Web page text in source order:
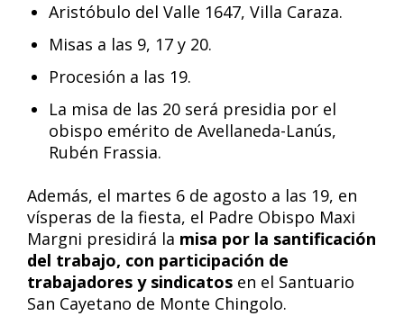
Aristóbulo del Valle 1647, Villa Caraza.
Misas a las 9, 17 y 20.
Procesión a las 19.
La misa de las 20 será presidia por el
obispo emérito de Avellaneda-Lanús,
Rubén Frassia.
Además, el martes 6 de agosto a las 19, en
vísperas de la fiesta, el Padre Obispo Maxi
Margni presidirá la misa por la santificación
del trabajo, con participación de
trabajadores y sindicatos en el Santuario
San Cayetano de Monte Chingolo.